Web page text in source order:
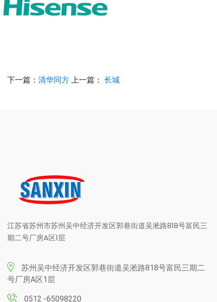
下一篇： 清华同方 上一篇： 长城
江苏省苏州市苏州吴中经济开发区郭巷街道吴淞路818号富民三
期二号厂房A区1层
苏州吴中经济开发区郭巷街道吴淞路818号富民三期二
号厂房A区1层
0512 ­-65098220